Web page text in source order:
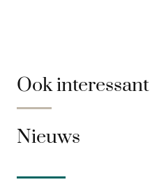
Ook interessant
Nieuws